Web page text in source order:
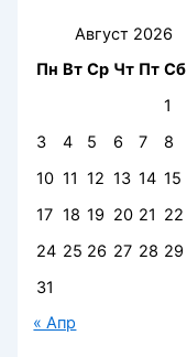
Август 2026
Пн Вт Ср Чт Пт Сб
1
3
4 5 6 7 8
10 11 12 13 14 15
17 18 19 20 21 22
24 25 26 27 28 29
31
« Апр